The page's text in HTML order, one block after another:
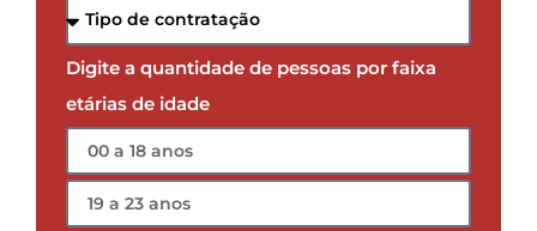
Digite a quantidade de pessoas por faixa
etárias de idade